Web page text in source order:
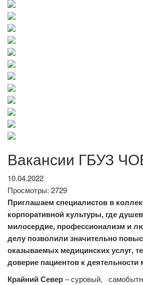
Вакансии ГБУЗ
10.04.2022
Просмотры: 2729
Приглашаем специалистов в
корпоративной культуры, где
милосердие, профессионализм и
делу позволили значительно
оказываемых медицинских услуг,
доверие пациентов к деятельности
Крайний Север– суровый,